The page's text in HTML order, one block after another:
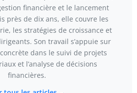
financière et le lancement
près de dix ans, elle couvre les
les stratégies de croissance et
Son travail s’appuie sur
dans le suivi de projets
et l’analyse de décisions
financières.